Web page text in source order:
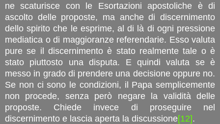
ne scaturisce con le Esortazioni apostoliche è di
ascolto delle proposte, ma anche di discernimento
dello spirito che le esprime, al di là di ogni pressione
mediatica o di maggioranze referendarie. Esso valuta
pure se il discernimento è stato realmente tale o è
stato piuttosto una disputa. E quindi valuta se è
messo in grado di prendere una decisione oppure no.
Se non ci sono le condizioni, il Papa semplicemente
non procede, senza però negare la validità delle
proposte. Chiede invece di proseguire nel
discernimento e lascia aperta la discussione[12].